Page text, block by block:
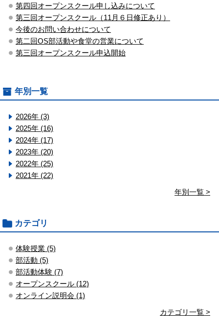
第四回オープンスクール申し込みについて
第三回オープンスクール（11月６日修正あり）
今後のお問い合わせについて
第二回OS部活動や食堂の営業について
第三回オープンスクール申込開始
年別一覧
2026年 (3)
2025年 (16)
2024年 (17)
2023年 (20)
2022年 (25)
2021年 (22)
年別一覧 >
カテゴリ
体験授業 (5)
部活動 (5)
部活動体験 (7)
オープンスクール (12)
オンライン説明会 (1)
カテゴリ一覧 >